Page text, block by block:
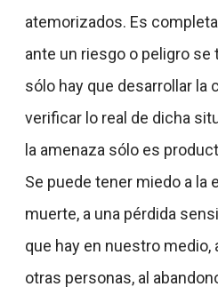
atemorizados. Es
ante un riesgo o peligro
sólo hay que desarrollar la
verificar lo real de dicha
la amenaza sólo es
Se puede tener miedo a la
muerte, a una pérdida
que hay en nuestro
otras personas, al